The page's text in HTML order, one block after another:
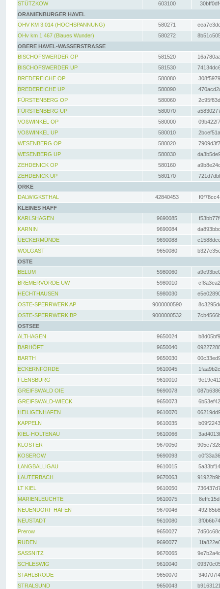
STÜTZKOW
603100
ORANIENBURGER HAVEL
OHV KM 3.014 (HOCHSPANNUNG)
580271
OHv km 1.467 (Blaues Wunder)
580272
OBERE HAVEL-WASSERSTRASSE
BISCHOFSWERDER OP
581520
BISCHOFSWERDER UP
581530
BREDEREICHE OP
580080
BREDEREICHE UP
580090
FÜRSTENBERG OP
580060
FÜRSTENBERG UP
580070
VOßWINKEL OP
580000
VOßWINKEL UP
580010
WESENBERG OP
580020
WESENBERG UP
580030
ZEHDENICK OP
580160
ZEHDENICK UP
580170
ORKE
DALWIGKSTHAL
42840453
KLEINES HAFF
KARLSHAGEN
9690085
KARNIN
9690084
UECKERMÜNDE
9690088
WOLGAST
9650080
OSTE
BELUM
5980060
BREMERVÖRDE UW
5980010
HECHTHAUSEN
5980030
OSTE-SPERRWERK AP
9000000590
OSTE-SPERRWERK BP
9000000532
OSTSEE
ALTHAGEN
9650024
BARHÖFT
9650040
BARTH
9650030
ECKERNFÖRDE
9610045
FLENSBURG
9610010
GREIFSWALD OIE
9690078
GREIFSWALD-WIECK
9650073
HEILIGENHAFEN
9610070
KAPPELN
9610035
KIEL-HOLTENAU
9610066
KLOSTER
9670050
KOSEROW
9690093
LANGBALLIGAU
9610015
LAUTERBACH
9670063
LT KIEL
9610050
MARIENLEUCHTE
9610075
NEUENDORF HAFEN
9670046
NEUSTADT
9610080
Prerow
9650027
RUDEN
9690077
SASSNITZ
9670065
SCHLESWIG
9610040
STAHLBRODE
9650070
STRALSUND
9650043